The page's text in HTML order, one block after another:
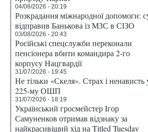
04/08/2026 - 20:19
Розкрадання міжнародної допомоги:
відправив Банькова із МЗС в СІЗО
03/08/2026 - 20:43
Російські спецслужби переконали
пенсіонера вбити командира 2-го
корпусу Нацгвардії
31/07/2026 - 19:45
Не тільки «Скеля». Страх і ненависть
225-му ОШП
31/07/2026 - 18:19
Український гросмейстер Ігор
Самуненков отримав відзнаку за
найкрасивіший хід на Titled Tuesday